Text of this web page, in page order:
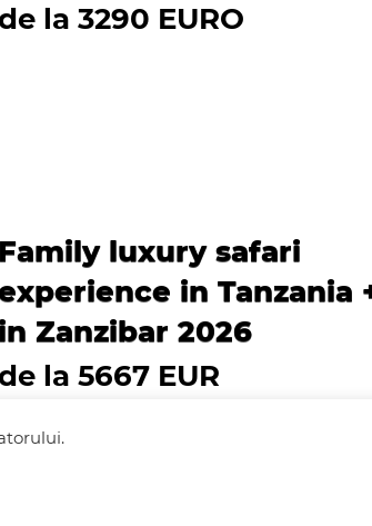
de la 3290 EURO
Family luxury safari
in Tanzania
in Zanzibar 2026
de la 5667 EUR